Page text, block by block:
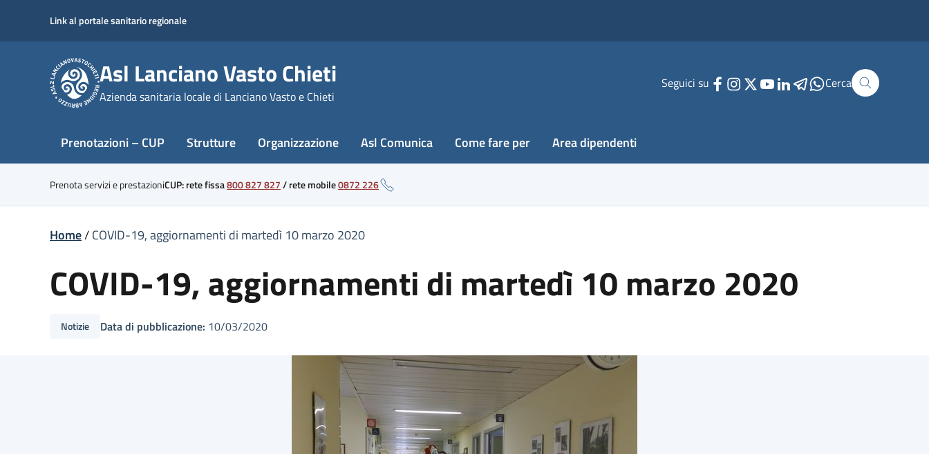
content
Link al portale sanitario regionale
Asl Lanciano Vasto Chieti
Azienda sanitaria locale di Lanciano Vasto e Chieti
Seguici su Cerca
Prenotazioni – CUP Strutture Organizzazione Asl Comunica Come fare per Area dipendenti
Prenota servizi e prestazioniCUP: rete fissa800 827 827/rete mobile0872 226
Home/COVID-19, aggiornamenti di martedì 10 marzo 2020
COVID-19, aggiornamenti di martedì 10 marzo 2020
Notizie Data di pubblicazione: 10/03/2020